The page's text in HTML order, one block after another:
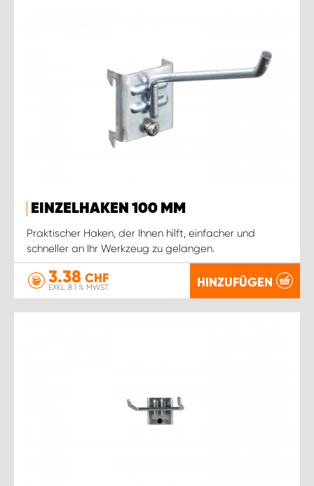
EINZELHAKEN 100 MM
Praktischer Haken, der Ihnen hilft, einfacher und
schneller an Ihr Werkzeug zu gelangen.
3.38 CHF
EXKL. 8.1 % MWST. HINZUFÜGEN